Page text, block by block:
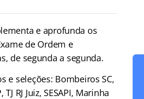
e aprofunda os
de Ordem e
de segunda a segunda.
e seleções: Bombeiros SC,
RJ Juiz, SESAPI, Marinha